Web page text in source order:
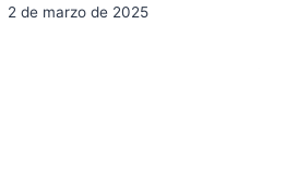
2 de marzo de 2025